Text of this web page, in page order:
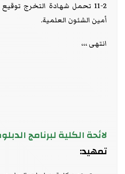
11-2 تحمل شهادة التخرج
أمين الشئون العلمية.
انتهى ،،،
لائحة الكلية لبرنامج
تمهيد: